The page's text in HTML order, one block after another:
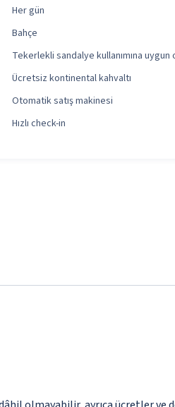
Her gün
Bahçe
Tekerlekli sandalye kullanımına
Ücretsiz kontinental kahvaltı
Otomatik satış makinesi
Hızlı check-in